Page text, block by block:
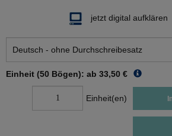
jetzt digital aufklären
Einheit (50 Bögen): ab 33,50 €
Einheit(en)